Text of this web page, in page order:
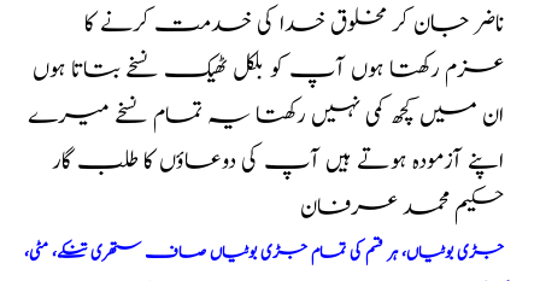
ناضر جان کر مخلوق خدا کی خدمت کرنے کا
عزم رکھتا ہوں آپ کو بلکل ٹھیک نسخے بتاتا ہوں
ان میں کچھ کمی نہیں رکھتا یہ تمام نسخے میرے
اپنے آزمودہ ہوتے ہیں آپ کی دوعاؤں کا طلب گار
حکیم محمد عرفان
جڑی بوٹیاں، ہر قسم کی تمام جڑی بوٹیاں صاف ستھری تنکے، مٹی،